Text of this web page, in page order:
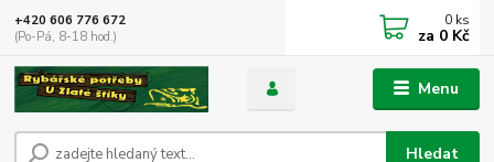
Menu
Hledat
+420 606 776 672
(Po-Pá, 8-18 hod.)
0 ks
za 0 Kč